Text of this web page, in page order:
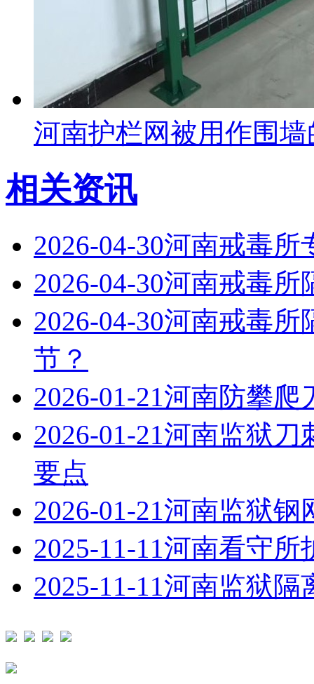
河南护栏网被用作围
相关资讯
2026-04-30河南戒毒所
2026-04-30河南戒毒所
2026-04-30河南戒毒所
节？
2026-01-21河南防攀爬
2026-01-21河南监狱刀
要点
2026-01-21河南监狱钢
2025-11-11河南看守所
2025-11-11河南监狱隔